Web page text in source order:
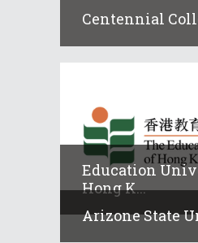
Centennial
Education
Hong K...
Arizone State